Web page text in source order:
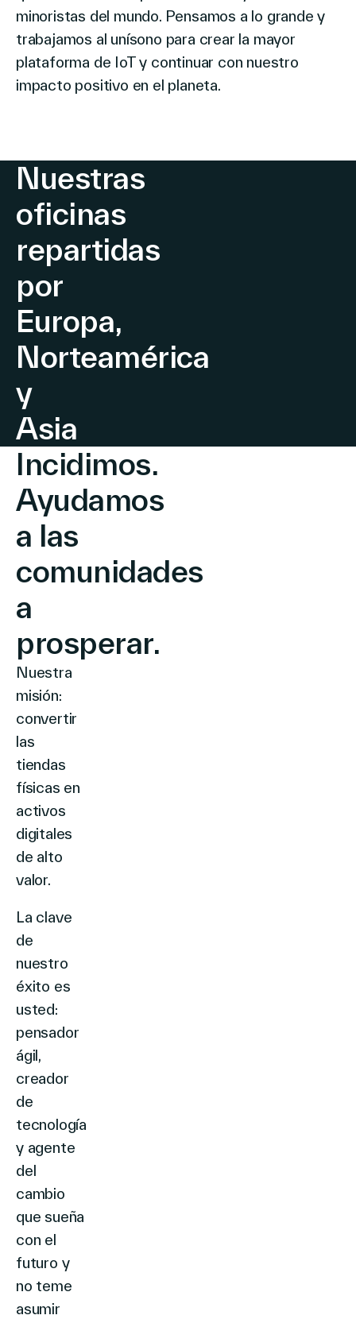
minoristas del mundo. Pensamos a lo grande y
trabajamos al unísono para crear la mayor
plataforma de IoT y continuar con nuestro
impacto positivo en el planeta.
Nuestras
oficinas
repartidas
por
Europa,
Norteamérica
y
Asia
Incidimos.
Ayudamos
a las
comunidades
a
prosperar.
Nuestra
misión:
convertir
las
tiendas
físicas en
activos
digitales
de alto
valor.
La clave
de
nuestro
éxito es
usted:
pensador
ágil,
creador
de
tecnología
y agente
del
cambio
que sueña
con el
futuro y
no teme
asumir